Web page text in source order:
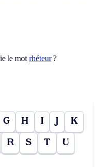
le mot rhéteur?
G H I J K
R S T U